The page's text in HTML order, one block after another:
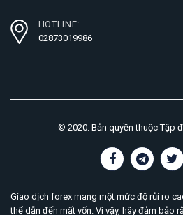
HOTLINE:
02873019986
© 2020. Bản quyền thuộc Tập
Giao dịch forex mang một mức độ rủi ro
thể dẫn đến mất vốn. Vì vậy, hãy đảm bảo